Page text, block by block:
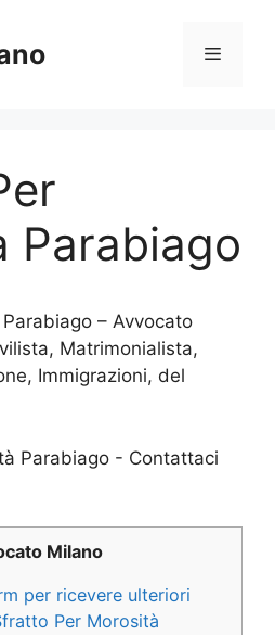
Menu
Parabiago
– Avvocato
Matrimonialista,
Immigrazioni, del
Milano
per ricevere ulteriori
Per Morosità